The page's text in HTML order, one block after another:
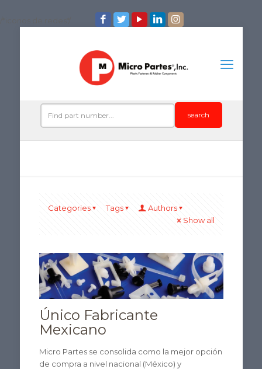
search
Categories Tags
Authors
Show all
Único Fabricante
Mexicano
Micro Partes se consolida como la mejor opción
de compra a nivel nacional (México) y